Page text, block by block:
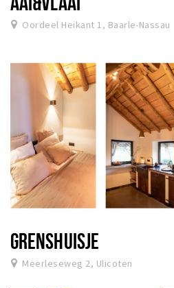
Oordeel Heikant 1, Baarle-Nassau
GRENSHUISJE
Meerleseweg 2, Ulicoten